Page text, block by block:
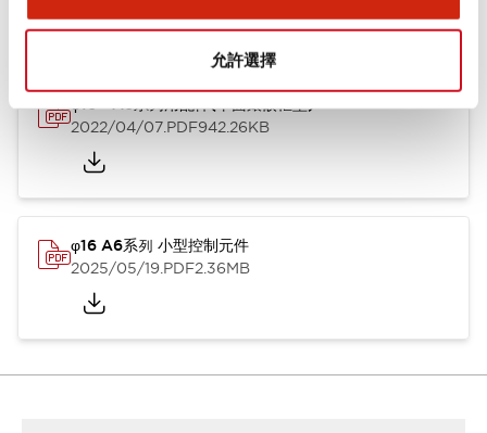
允許選擇
型錄和宣傳手冊 CAD檔 認證與標準 技術文件
φ16 A6系列用配件(平面鑲嵌框型)
2022/04/07.PDF942.26KB
φ16 A6系列 小型控制元件
2025/05/19.PDF2.36MB